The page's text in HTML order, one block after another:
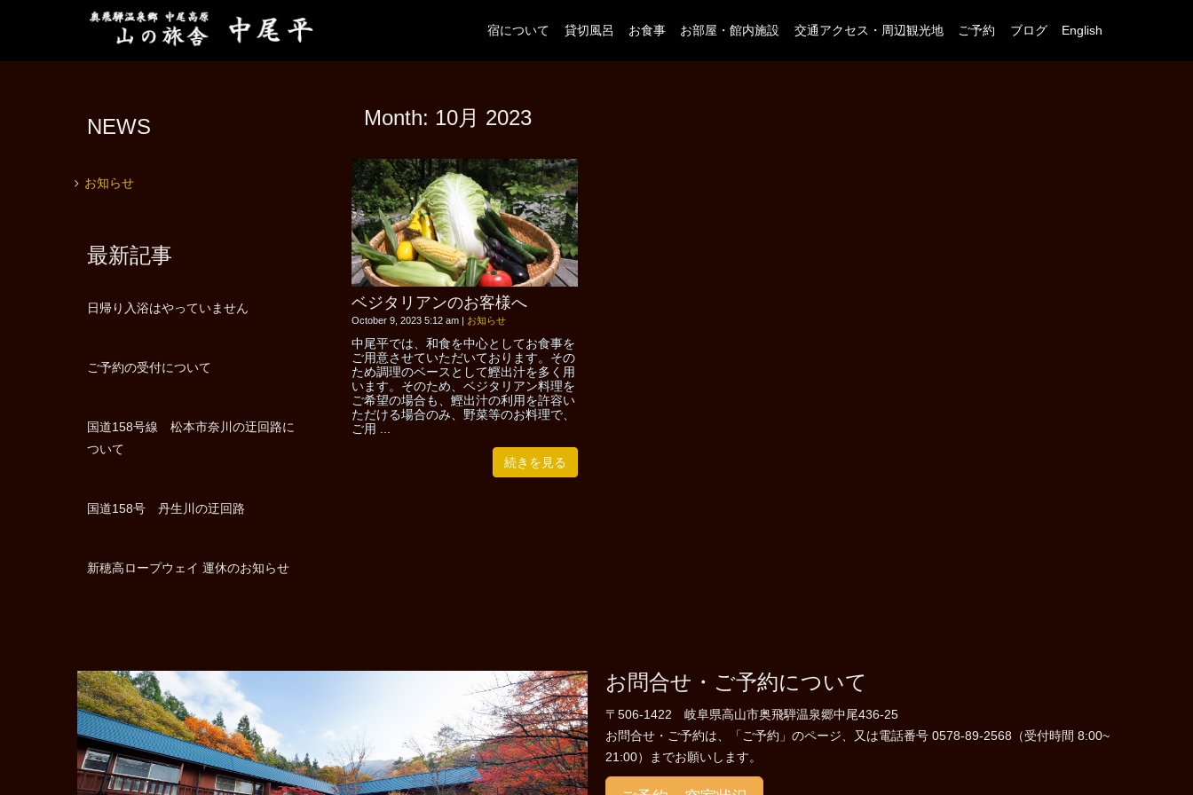
宿について 貸切風呂 お食事 お部屋・館内施設 交通アクセス・周辺観光地 ご予約 ブログ English
Month: 10月 2023
ベジタリアンのお客様へ
October 9, 2023 5:12 am| お知らせ
中尾平では、和食を中心としてお食事を
ご用意させていただいております。その
ため調理のベースとして鰹出汁を多く用
います。そのため、ベジタリアン料理を
ご希望の場合も、鰹出汁の利用を許容い
ただける場合のみ、野菜等のお料理で、
ご用 ...
続きを見る
NEWS
お知らせ
最新記事
日帰り入浴はやっていません
ご予約の受付について
国道158号線 松本市奈川の迂回路に
ついて
国道158号 丹生川の迂回路
新穂高ロープウェイ 運休のお知らせ
お問合せ・ご予約について
〒506-1422 岐阜県高山市奥飛騨温泉郷中尾436-25
お問合せ・ご予約は、「ご予約」のページ、又は電話番号 0578-89-2568（受付時間 8:00~
21:00）までお願いします。